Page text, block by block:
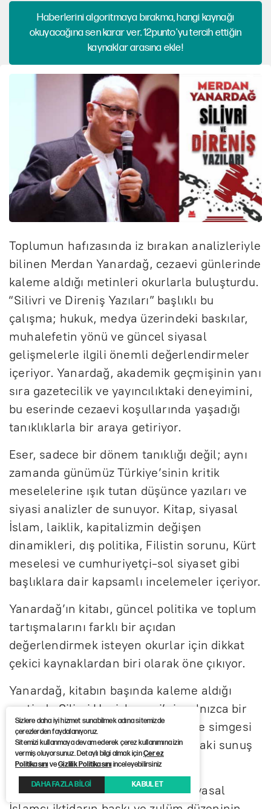
Haberlerini algoritmaya bırakma, hangi kaynağı
okuyacağına sen karar ver. 12punto'yu tercih ettiğin
kaynaklar arasına ekle!
Toplumun hafızasında iz bırakan analizleriyle
bilinen Merdan Yanardağ, cezaevi günlerinde
kaleme aldığı metinleri okurlarla buluşturdu.
“Silivri ve Direniş Yazıları” başlıklı bu
çalışma; hukuk, medya üzerindeki baskılar,
muhalefetin yönü ve güncel siyasal
gelişmelerle ilgili önemli değerlendirmeler
içeriyor. Yanardağ, akademik geçmişinin yanı
sıra gazetecilik ve yayıncılıktaki deneyimini,
bu eserinde cezaevi koşullarında yaşadığı
tanıklıklarla bir araya getiriyor.
Eser, sadece bir dönem tanıklığı değil; aynı
zamanda günümüz Türkiye’sinin kritik
meselelerine ışık tutan düşünce yazıları ve
siyasi analizler de sunuyor. Kitap, siyasal
İslam, laiklik, kapitalizmin değişen
dinamikleri, dış politika, Filistin sorunu, Kürt
meselesi ve cumhuriyetçi-sol siyaset gibi
başlıklara dair kapsamlı incelemeler içeriyor.
Yanardağ’ın kitabı, güncel politika ve toplum
tartışmalarını farklı bir açıdan
değerlendirmek isteyen okurlar için dikkat
çekici kaynaklardan biri olarak öne çıkıyor.
Yanardağ, kitabın başında kaleme aldığı
metinde Silivri Hapishanesi’ni, yalnızca bir
hapis yeri olarak değil, direnişin de simgesi
olarak tanımlıyor. Kitabın açılışındaki sunuş
bölümünde şöyle diyor:
"Elinizdeki kitap zor koşullarda, siyasal
Sizlere daha iyi hizmet sunabilmek adına sitemizde
çerezlerden faydalanıyoruz.
Sitemizi kullanmaya devam ederek çerez kullanımına izin
vermiş oluyorsunuz. Detaylı bilgi almak içinÇerez
PolitikasınıveGizlilik Politikasınıinceleyebilirsiniz
DAHA FAZLA BİLGİ KABUL ET